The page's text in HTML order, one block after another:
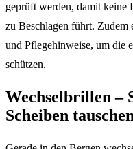
geprüft werden, damit keine
zu Beschlagen führt. Zudem
und Pflegehinweise, um die
schützen.
Wechselbrillen –
Scheiben tauschen